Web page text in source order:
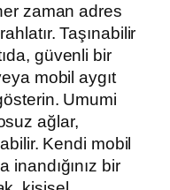
zaman adres
Taşınabilir
güvenli bir
mobil aygıt
Umumi
ağlar,
Kendi mobil
inandığınız bir